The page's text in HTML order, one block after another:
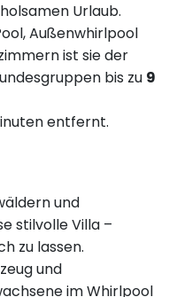
Urlaub.
Außenwhirlpool
ist sie der
bis zu 9
entfernt.
und
stilvolle Villa –
zu lassen.
und
im Whirlpool